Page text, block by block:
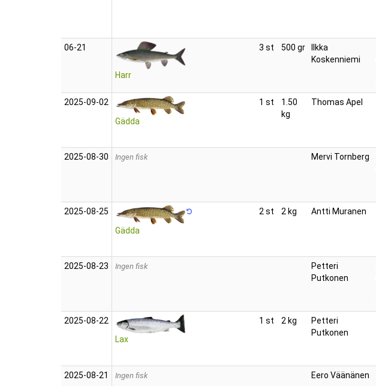
06‑21
Harr
3 st 500 gr
Ilkka
Koskenniemi
2025‑09‑02
Gädda
1 st
1.50
kg
Thomas Apel
2025‑08‑30 Ingen fisk Mervi Tornberg
2025‑08‑25
Gädda
2 st 2 kg Antti Muranen
2025‑08‑23 Ingen fisk
Petteri
Putkonen
2025‑08‑22
Lax
1 st 2 kg
Petteri
Putkonen
2025‑08‑21 Ingen fisk Eero Väänänen